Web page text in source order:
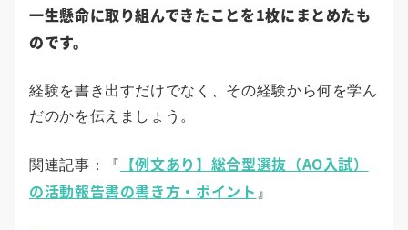
一生懸命に取り組んできたことを1枚にまとめたも
のです。
経験を書き出すだけでなく、その経験から何を学ん
だのかを伝えましょう。
関連記事：『
【例文あり】総合型選抜（AO入試）
の活動報告書の書き方・ポイント 』